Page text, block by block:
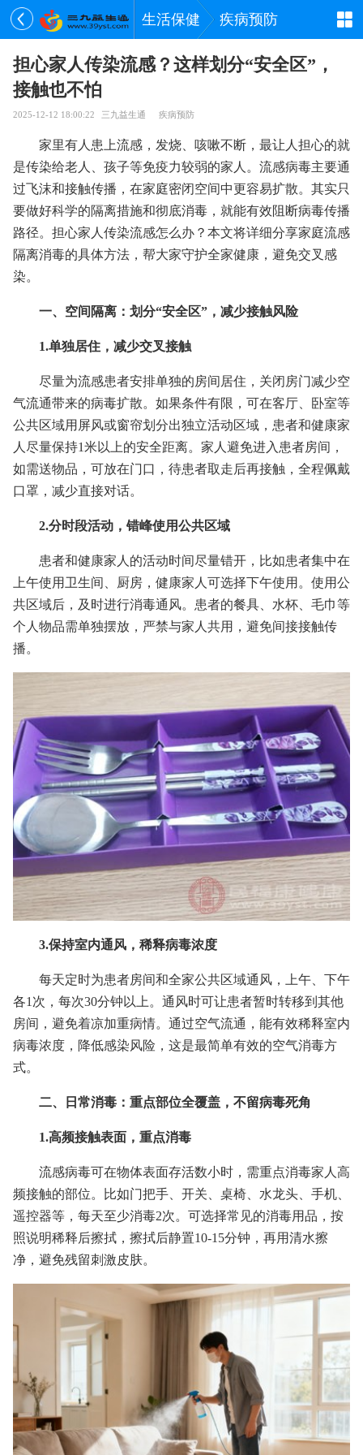
生活保健 疾病预防
担心家人传染流感？这样划分“安全区”，
接触也不怕
2025-12-12 18:00:22 三九益生通 疾病预防
家里有人患上流感，发烧、咳嗽不断，最让人担心的就
是传染给老人、孩子等免疫力较弱的家人。流感病毒主要通
过飞沫和接触传播，在家庭密闭空间中更容易扩散。其实只
要做好科学的隔离措施和彻底消毒，就能有效阻断病毒传播
路径。担心家人传染流感怎么办？本文将详细分享家庭流感
隔离消毒的具体方法，帮大家守护全家健康，避免交叉感
染。
一、空间隔离：划分“安全区”，减少接触风险
1.单独居住，减少交叉接触
尽量为流感患者安排单独的房间居住，关闭房门减少空
气流通带来的病毒扩散。如果条件有限，可在客厅、卧室等
公共区域用屏风或窗帘划分出独立活动区域，患者和健康家
人尽量保持1米以上的安全距离。家人避免进入患者房间，
如需送物品，可放在门口，待患者取走后再接触，全程佩戴
口罩，减少直接对话。
2.分时段活动，错峰使用公共区域
患者和健康家人的活动时间尽量错开，比如患者集中在
上午使用卫生间、厨房，健康家人可选择下午使用。使用公
共区域后，及时进行消毒通风。患者的餐具、水杯、毛巾等
个人物品需单独摆放，严禁与家人共用，避免间接接触传
播。
3.保持室内通风，稀释病毒浓度
每天定时为患者房间和全家公共区域通风，上午、下午
各1次，每次30分钟以上。通风时可让患者暂时转移到其他
房间，避免着凉加重病情。通过空气流通，能有效稀释室内
病毒浓度，降低感染风险，这是最简单有效的空气消毒方
式。
二、日常消毒：重点部位全覆盖，不留病毒死角
1.高频接触表面，重点消毒
流感病毒可在物体表面存活数小时，需重点消毒家人高
频接触的部位。比如门把手、开关、桌椅、水龙头、手机、
遥控器等，每天至少消毒2次。可选择常见的消毒用品，按
照说明稀释后擦拭，擦拭后静置10-15分钟，再用清水擦
净，避免残留刺激皮肤。